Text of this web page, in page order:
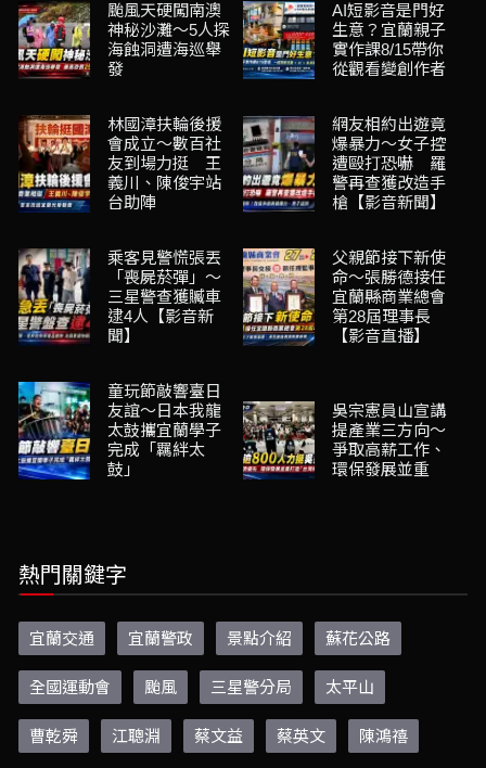
颱風天硬闖南澳
神秘沙灘～5人探
海蝕洞遭海巡舉
發
AI短影音是門好
生意？宜蘭親子
實作課8/15帶你
從觀看變創作者
林國漳扶輪後援
會成立～數百社
友到場力挺 王
義川、陳俊宇站
台助陣
網友相約出遊竟
爆暴力～女子控
遭毆打恐嚇 羅
警再查獲改造手
槍【影音新聞】
乘客見警慌張丟
「喪屍菸彈」～
三星警查獲贓車
逮4人【影音新
聞】
父親節接下新使
命～張勝德接任
宜蘭縣商業總會
第28屆理事長
【影音直播】
童玩節敲響臺日
友誼～日本我龍
太鼓攜宜蘭學子
完成「羈絆太
鼓」
吳宗憲員山宣講
提產業三方向～
爭取高薪工作、
環保發展並重
熱門關鍵字
宜蘭交通 宜蘭警政 景點介紹 蘇花公路
全國運動會 颱風 三星警分局 太平山
曹乾舜 江聰淵 蔡文益 蔡英文 陳鴻禧